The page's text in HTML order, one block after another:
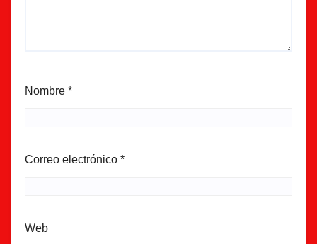
Nombre *
Correo electrónico *
Web